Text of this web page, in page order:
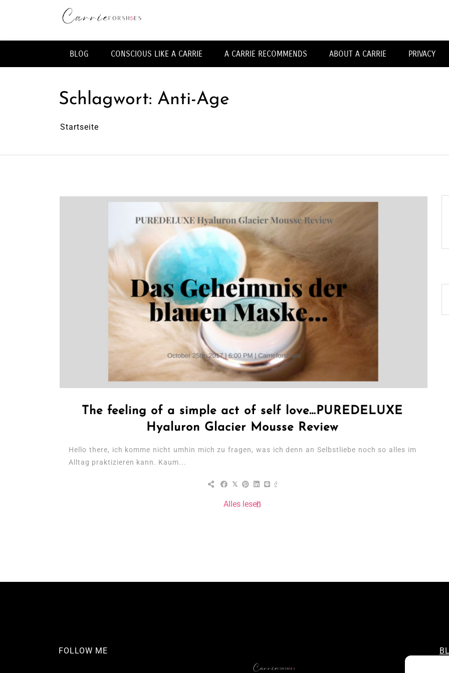
BLOG CONSCIOUS LIKE A CARRIE A CARRIE RECOMMENDS ABOUT A CARRIE PRIVACY
Schlagwort: Anti-Age
Startseite
The feeling of a simple act of self love…PUREDELUXE
Hyaluron Glacier Mousse Review
Hello there, ich komme nicht umhin mich zu fragen, was ich denn an Selbstliebe noch so alles im
Alltag praktizieren kann. Kaum...
Alles lesen
FOLLOW ME